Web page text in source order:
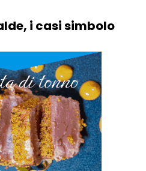
i casi simbolo